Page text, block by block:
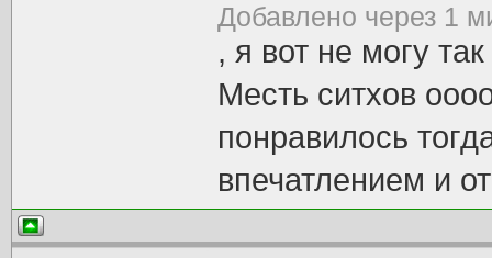
Добавлено через 1
, я вот не могу
Месть ситхов
понравилось
впечатлением и